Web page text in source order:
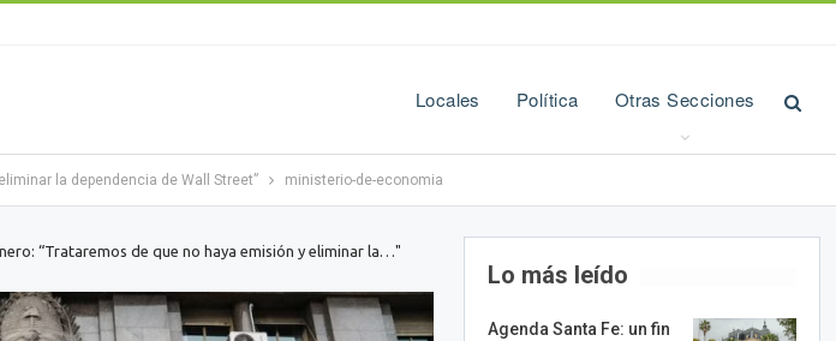
Locales Política Otras Secciones
la dependencia de Wall Street” ministerio-de-economia
“Trataremos de que no haya emisión y eliminar la…"
Lo más leído
Agenda Santa Fe: un fin